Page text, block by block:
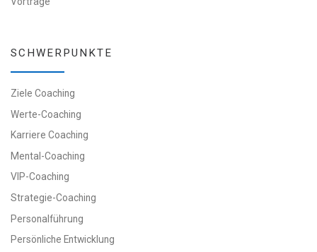
SCHWERPUNKTE
Ziele Coaching
Werte-Coaching
Karriere Coaching
Mental-Coaching
VIP-Coaching
Strategie-Coaching
Personalführung
Persönliche Entwicklung